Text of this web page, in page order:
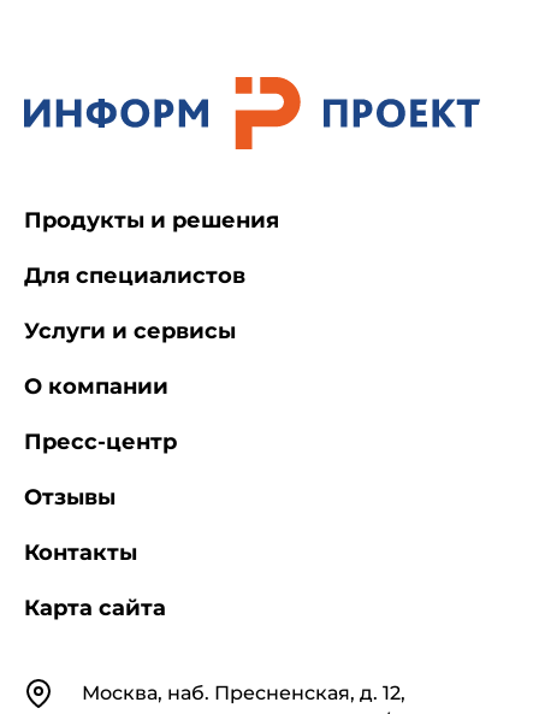
КонтактыМосква, наб. Пресненская, д. 12,
Продукты и решения
Для специалистов
Услуги и сервисы
О компании
Пресс-центр
Отзывы
Контакты
Карта сайта